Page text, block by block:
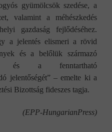
gyümölcsök szedése, a
valamint a méhészkedés
gazdaság fejlődéséhez.
a jelentés elismeri a rövid
és a belőlük származó
és a fenntartható
jelentőségét” – emelte ki a
Bizottság fideszes tagja.
(EPP-HungarianPress)